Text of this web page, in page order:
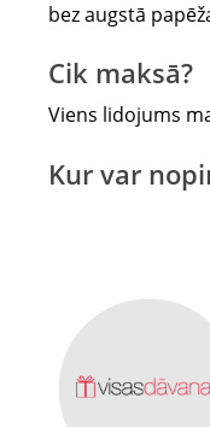
bez augstā
Cik maksā?
Viens lidojums
Kur var